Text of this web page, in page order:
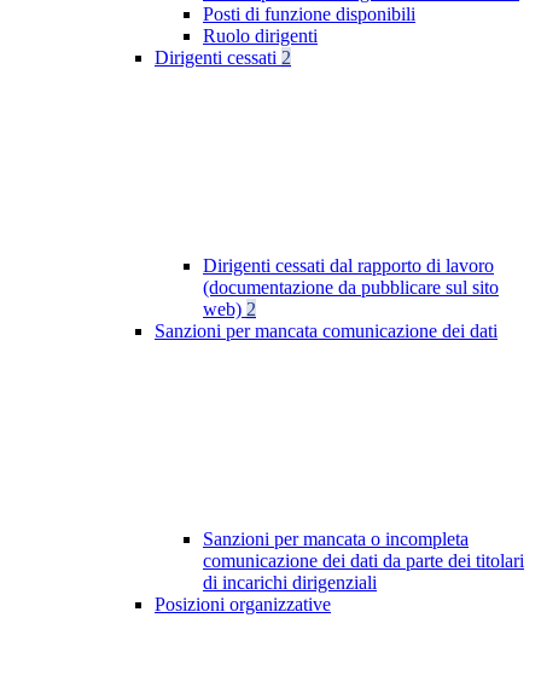
Posti di funzione disponibili
Ruolo dirigenti
Dirigenti cessati 2
Dirigenti cessati dal rapporto di lavoro
(documentazione da pubblicare sul sito
web) 2
Sanzioni per mancata comunicazione dei dati
Sanzioni per mancata o incompleta
comunicazione dei dati da parte dei titolari
di incarichi dirigenziali
Posizioni organizzative